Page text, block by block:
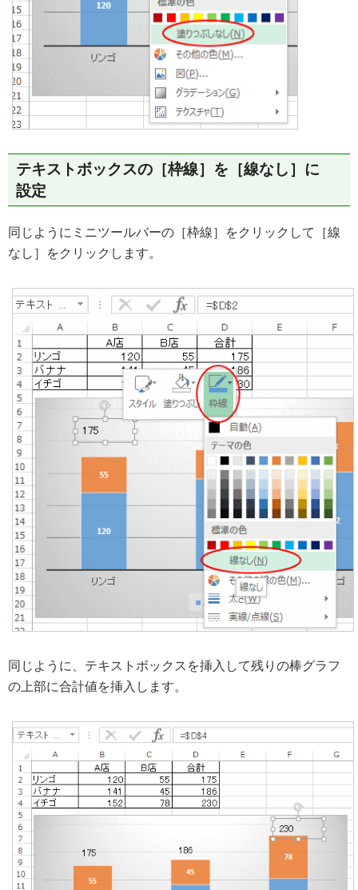
テキストボックスの［枠線］を［線なし］に
設定
同じようにミニツールバーの［枠線］をクリックして［線
なし］をクリックします。
同じように、テキストボックスを挿入して残りの棒グラフ
の上部に合計値を挿入します。